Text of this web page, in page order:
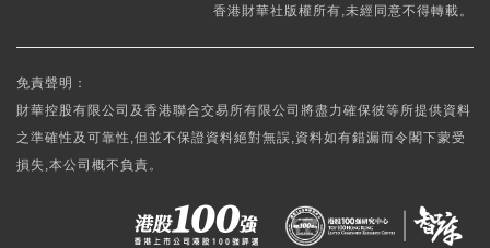
香港財華社版權所有,未經同意不得轉載。
免責聲明：
財華控股有限公司及香港聯合交易所有限公司將盡力確保彼等所提供資料
之準確性及可靠性,但並不保證資料絕對無誤,資料如有錯漏而令閣下蒙受
損失,本公司概不負責。